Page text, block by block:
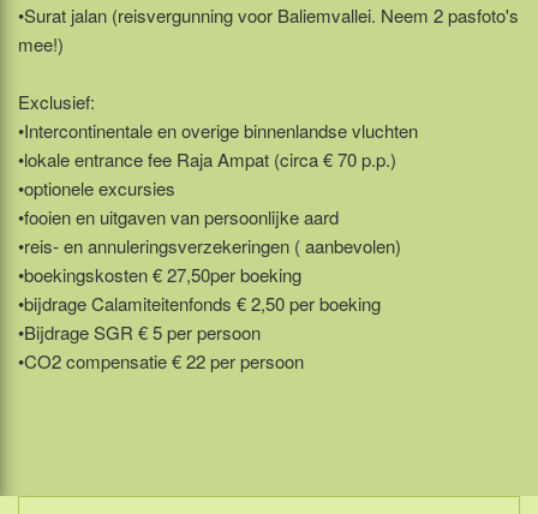
•Surat jalan (reisvergunning voor Baliemvallei. Neem 2 pasfoto's
mee!)
Exclusief:
•Intercontinentale en overige binnenlandse vluchten
•lokale entrance fee Raja Ampat (circa € 70 p.p.)
•optionele excursies
•fooien en uitgaven van persoonlijke aard
•reis- en annuleringsverzekeringen ( aanbevolen)
•boekingskosten € 27,50per boeking
•bijdrage Calamiteitenfonds € 2,50 per boeking
•Bijdrage SGR € 5 per persoon
•CO2 compensatie € 22 per persoon